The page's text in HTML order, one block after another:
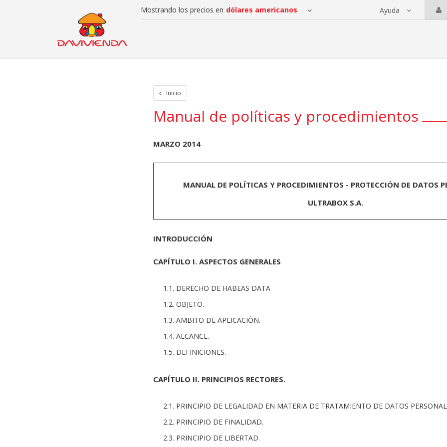
Crear cuenta Rastreo de paquetes Otros servicios
Mostrando los precios en Ayuda
Inicio
Manual de políticas y procedimientos
MARZO 2014
MANUAL DE POLÍTICAS Y PROCEDIMIENTOS - PROTECCIÓN DE DATOS
ULTRABOX S.A.
INTRODUCCIÓN
CAPÍTULO I. ASPECTOS GENERALES
1.1. DERECHO DE HABEAS DATA
1.2. OBJETO.
1.3. AMBITO DE APLICACIÓN.
1.4. ALCANCE.
1.5. DEFINICIONES.
CAPÍTULO II. PRINCIPIOS RECTORES.
2.1. PRINCIPIO DE LEGALIDAD EN MATERIA DE TRATAMIENTO DE DATOS
2.2. PRINCIPIO DE FINALIDAD.
2.3. PRINCIPIO DE LIBERTAD.